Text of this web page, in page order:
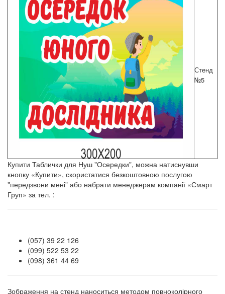
Стенд
№5
Купити Таблички для Нуш "Осередки", можна натиснувши
кнопку «Купити», скористатися безкоштовною послугою
"передзвони мені" або набрати менеджерам компанії «Смарт
Груп» за тел. :
(057) 39 22 126
(099) 522 53 22
(098) 361 44 69
Зображення на стенд наноситься методом повноколірного